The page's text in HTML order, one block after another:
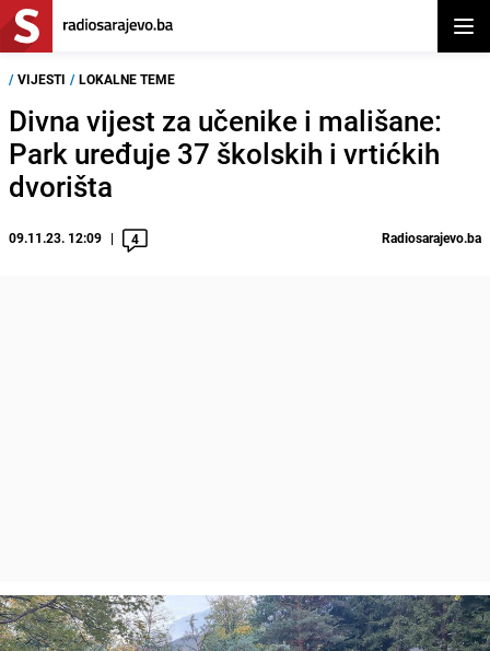
/ VIJESTI / LOKALNE TEME
Divna vijest za učenike i mališane:
Park uređuje 37 školskih i vrtićkih
dvorišta
09.11.23. 12:09 4 Radiosarajevo.ba